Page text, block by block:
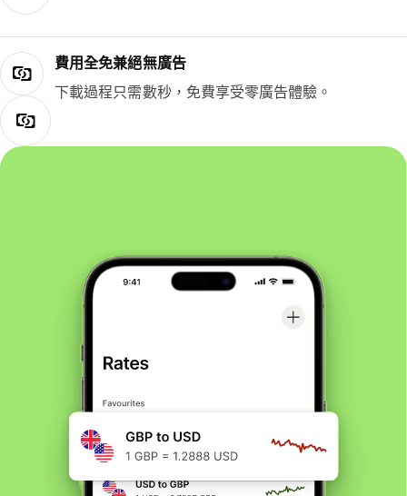
費用全免兼絕無廣告
下載過程只需數秒，免費享受零廣告體驗。